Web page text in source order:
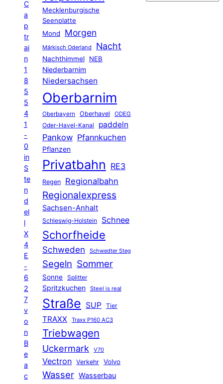
C
a
p
tr
ai
n
1
8
5
5
4
1
-
0
in
S
te
n
d
el
l
X
4
E
-
6
2
7
v
o
n
B
e
a
c
Mecklenburgische
Seenplatte
Mond
Morgen
Märkisch Oderland Nacht
Nachthimmel
NEB
Niederbarnim
Niedersachsen
Oberbarnim
Oberbayern Oberhavel ODEG
Oder-Havel-Kanal paddeln
Pankow Pfannkuchen
Pflanzen
Privatbahn RE3
Regen Regionalbahn
Regionalexpress
Sachsen-Anhalt
Schleswig-Holstein Schnee
Schorfheide
Schweden Schwedter Steg
Segeln Sommer
Sonne Splitter
Spritzkuchen Steel is real
Straße SUP Tier
TRAXX Traxx P160 AC3
Triebwagen
Uckermark V70
Vectron Verkehr Volvo
Wasser Wasserbau